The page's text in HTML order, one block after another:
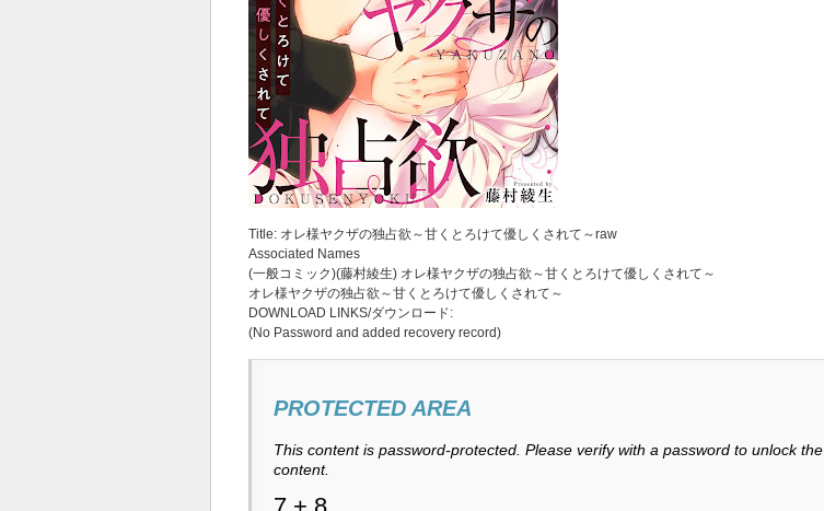
Title: オレ様ヤクザの独占欲～甘くとろけて優しくされて～raw
Associated Names
(一般コミック)(藤村綾生) オレ様ヤクザの独占欲～甘くとろけて優しくされて～
オレ様ヤクザの独占欲～甘くとろけて優しくされて～
DOWNLOAD LINKS/ダウンロード:
(No Password and added recovery record)
PROTECTED AREA
This content is password-protected. Please verify with a password to unlock the
content.